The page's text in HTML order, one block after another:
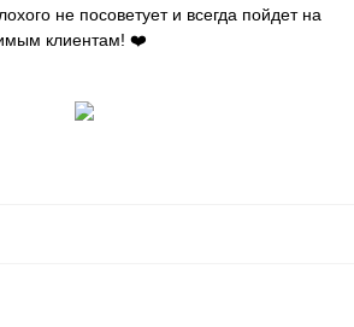
не посоветует и всегда пойдет на
клиентам! ❤️